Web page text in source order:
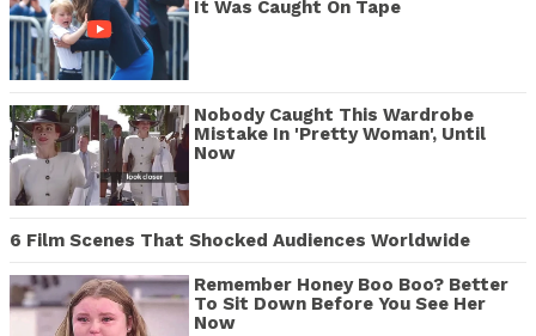
It Was Caught On Tape
Nobody Caught This Wardrobe
Mistake In 'Pretty Woman', Until
Now
6 Film Scenes That Shocked Audiences Worldwide
Remember Honey Boo Boo? Better
To Sit Down Before You See Her
Now